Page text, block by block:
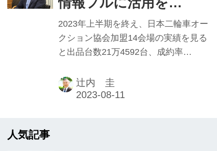
《BDS代表取締役CEO
徳山勇秀氏インタビュ
ー》
2023年上半期を終え、日本二輪車オー
クション協会加盟14会場の実績を見る
と出品台数21万4592台、成約率
だった21年や22年より幾分か落札が落
ち着いてきた感もある。二輪車オーク
辻内 圭
人気記事